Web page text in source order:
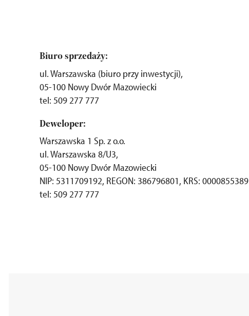
Biuro sprzedaży:
ul. Warszawska (biuro przy inwestycji),
05-100 Nowy Dwór Mazowiecki
tel: 509 277 777
Deweloper:
Warszawska 1 Sp. z o.o.
ul. Warszawska 8/U3,
05-100 Nowy Dwór Mazowiecki
NIP: 5311709192, REGON: 386796801, KRS: 0000855389
tel: 509 277 777